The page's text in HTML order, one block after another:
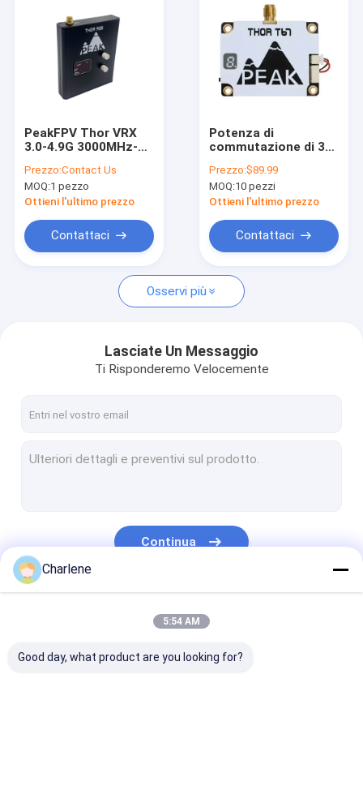
Prodotti
Chi siamo
Fatory Tour
Richiedere un preventivo
Video trasmettitore di FPV
Rete radio IP
Video trasmettitore di COFDM
PeakFPV Thor VRX
3.0-4.9G 3000MHz-
95dBm R35 per Volo
Ultra Long Range
Prezzo:Contact Us
MOQ:1 pezzo
Ottieni l'ultimo prezzo
Contattaci
Potenza di
commutazione di 3W
Prezzo:$89.99
MOQ:10 pezzi
Ottieni l'ultimo prezzo
Contattaci
Osservi più
Lasciate Un Messaggio
Ti Risponderemo Velocemente
Continua
Charlene
5:54 AM
Good day, what product are you looking for?